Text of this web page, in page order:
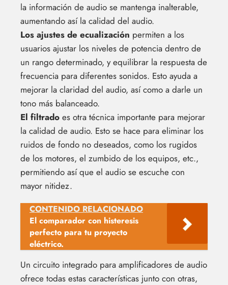
la información de audio se mantenga inalterable,
aumentando así la calidad del audio.
Los ajustes de ecualización permiten a los
usuarios ajustar los niveles de potencia dentro de
un rango determinado, y equilibrar la respuesta de
frecuencia para diferentes sonidos. Esto ayuda a
mejorar la claridad del audio, así como a darle un
tono más balanceado.
El filtrado es otra técnica importante para mejorar
la calidad de audio. Esto se hace para eliminar los
ruidos de fondo no deseados, como los rugidos
de los motores, el zumbido de los equipos, etc.,
permitiendo así que el audio se escuche con
mayor nitidez.
CONTENIDO RELACIONADO
El comparador con histeresis
perfecto para tu proyecto
eléctrico.
Un circuito integrado para amplificadores de audio
ofrece todas estas características junto con otras,